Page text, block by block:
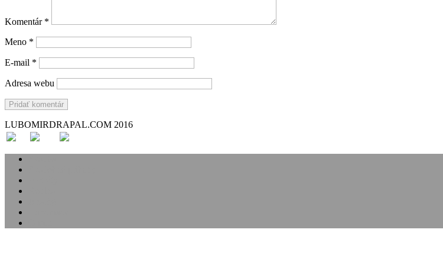
Komentár *
Meno *
E-mail *
Adresa webu
LUBOMIRDRAPAL.COM 2016